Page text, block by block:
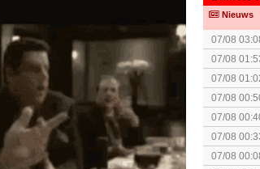
Nieuws
07/08
07/08
elkaar.
07/08
07/08
Topic]
07/08
07/08
Together
07/08